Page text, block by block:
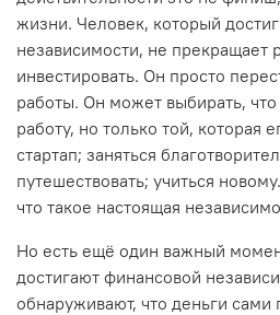
жизни. Человек, который
независимости, не прекращает
инвестировать. Он просто
работы. Он может выбирать,
работу, но только той, которая
стартап; заняться
путешествовать; учиться
что такое настоящая
Но есть ещё один важный
достигают финансовой
обнаруживают, что деньги сами